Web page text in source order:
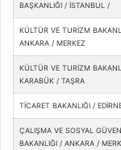
BAŞKANLIĞI / İSTANBUL /
KÜLTÜR VE TURİZM
ANKARA / MERKEZ
KÜLTÜR VE TURİZM
KARABÜK / TAŞRA
TİCARET BAKANLIĞI /
ÇALIŞMA VE SOSYAL
BAKANLIĞI / ANKARA /